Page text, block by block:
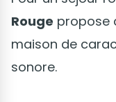
Rouge propose
maison de
sonore.